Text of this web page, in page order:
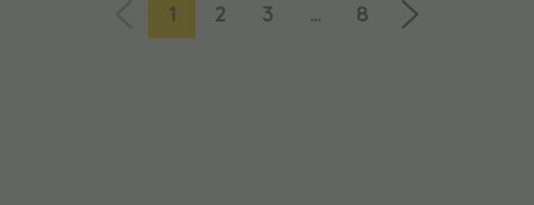
1 2 3 ... 8